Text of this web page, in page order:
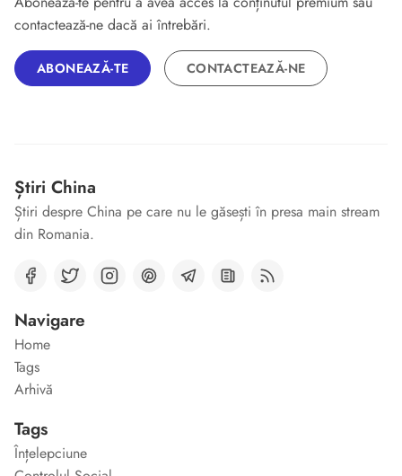
contactează-ne dacă ai întrebări.
ABONEAZĂ-TE CONTACTEAZĂ-NE
Știri China
Știri despre China pe care nu le găsești în presa main stream
din Romania.
Navigare
Home
Tags
Arhivă
Tags
Înțelepciune